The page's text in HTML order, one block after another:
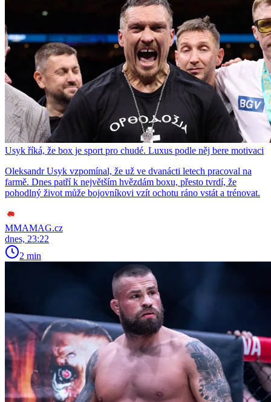
Usyk říká, že box je sport pro chudé. Luxus podle něj bere motivaci
Oleksandr Usyk vzpomínal, že už ve dvanácti letech pracoval na
farmě. Dnes patří k největším hvězdám boxu, přesto tvrdí, že
pohodlný život může bojovníkovi vzít ochotu ráno vstát a trénovat.
MMAMAG.cz
dnes, 23:22
2 min